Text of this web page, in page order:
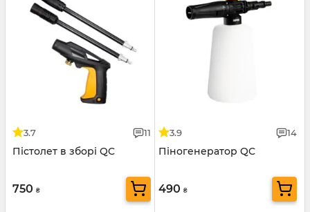
3.7 11
Пістолет в зборі QC
750 ₴
3.9 14
Піногенератор QC
490 ₴